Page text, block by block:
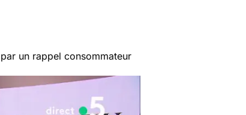
un rappel consommateur